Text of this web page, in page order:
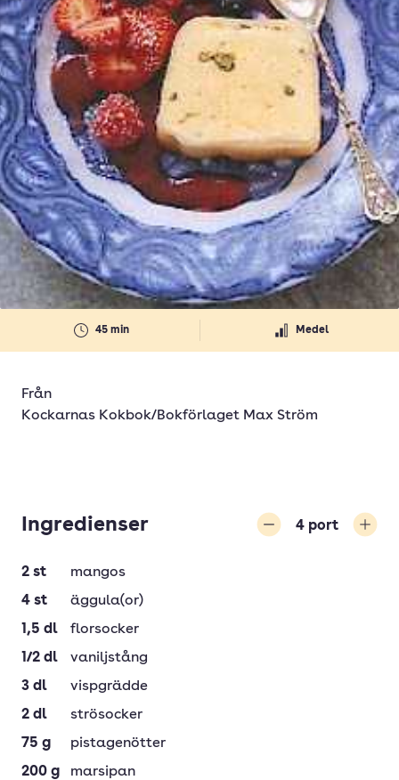
45 min Medel
Från
Kockarnas Kokbok/Bokförlaget Max Ström
Ingredienser 4 port
2 st
mangos
4 st
äggula(or)
1,5 dl
florsocker
1/2 dl
vaniljstång
3 dl
vispgrädde
2 dl
strösocker
75 g
pistagenötter
200 g
marsipan